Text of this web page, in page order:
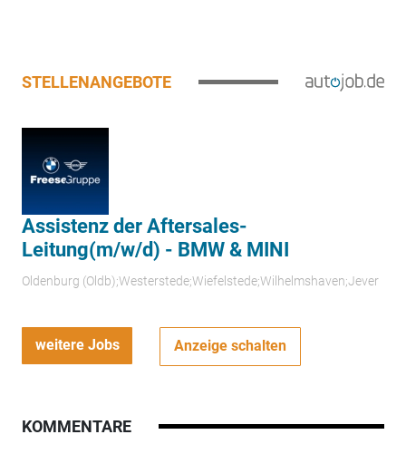
STELLENANGEBOTE
Assistenz der Aftersales-
Leitung(m/w/d) - BMW & MINI
Oldenburg (Oldb);Westerstede;Wiefelstede;Wilhelmshaven;Jever
weitere Jobs Anzeige schalten
KOMMENTARE